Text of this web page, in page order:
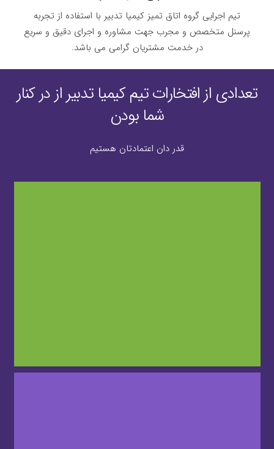
تیم اجرایی گروه اتاق تمیز کیمیا تدبیر با استفاده از تجربه
پرسنل متخصص و مجرب جهت مشاوره و اجرای دقیق و سریع
در خدمت مشتریان گرامی می باشد.
تعدادی از افتخارات تیم کیمیا تدبیر از در کنار
شما بودن
قدر دان اعتمادتان هستیم